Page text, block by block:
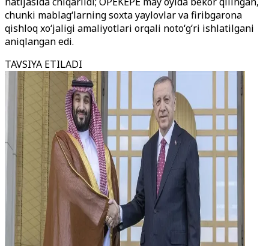
chunki mablag‘larning soxta yaylovlar va firibgarona
qishloq xo‘jaligi amaliyotlari orqali noto‘g‘ri ishlatilgani
aniqlangan edi.
TAVSIYA ETILADI